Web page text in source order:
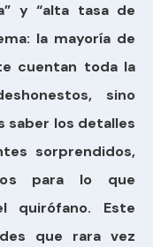
y “alta tasa de
la mayoría de
cuentan toda la
sino
saber los detalles
sorprendidos,
para lo que
quirófano. Este
que rara vez